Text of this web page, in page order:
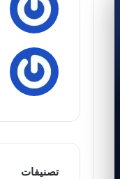
تصنيفات